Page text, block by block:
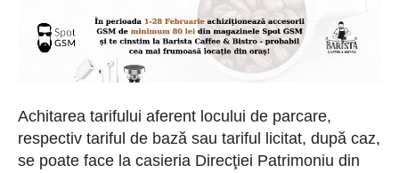
Achitarea tarifului aferent locului de parcare,
respectiv tariful de bază sau tariful licitat, după caz,
se poate face la casieria Direcţiei Patrimoniu din